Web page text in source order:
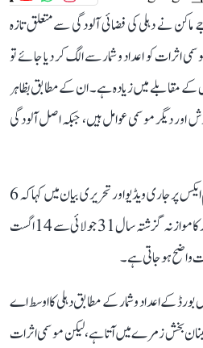
ماکن نے دہلی کی فضائی آلودگی سے متعلق تازہ
اثرات کو اعداد و شمار سے الگ کر دیا جائے تو
کے مقابلے میں زیادہ ہے۔ ان کے مطابق بظاہر
اور دیگر موسمی عوامل ہیں، جبکہ اصل آلودگی
اجے ماکن نے سوشل میڈیا پلیٹ فارم ایکس پر جاری ویڈیو اور تحریری بیان میں کہا کہ 6
اگست سے 7 اگست تک کے اعداد و شمار کا موازنہ گزشتہ سال 31 جولائی سے 14 اگست
واضح ہو جاتی ہے۔
کے اعداد و شمار کے مطابق دہلی کا اوسط اے
پر اطمینان بخش زمرے میں آتا ہے، لیکن موسمی اثرات